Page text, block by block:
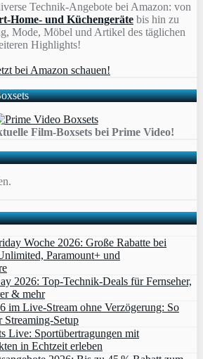
Technik-Angebote bei Amazon: von
Home- und Küchengeräte bis hin zu
Mode, Möbel und Artikel des täglichen
Highlights!
Film-Boxsets bei Prime Video!
Woche 2026: Große Rabatte bei
Paramount+ und
2026: Top-Technik-Deals für Fernseher,
& mehr
im Live-Stream ohne Verzögerung: So
Streaming-Setup
Live: Sportübertragungen mit
in Echtzeit erleben